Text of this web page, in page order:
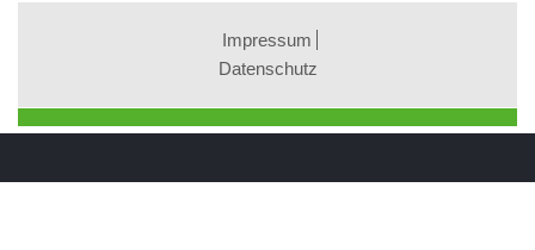
Impressum
Datenschutz